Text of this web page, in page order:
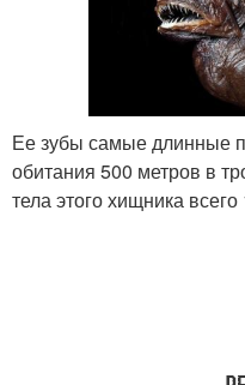
Ее зубы самые длинные
обитания 500 метров в
тела этого хищника